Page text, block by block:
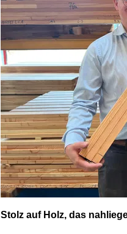
Stolz auf Holz, das